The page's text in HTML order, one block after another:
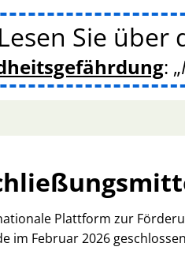
Sie über
:
Plattform zur
im Februar 2026